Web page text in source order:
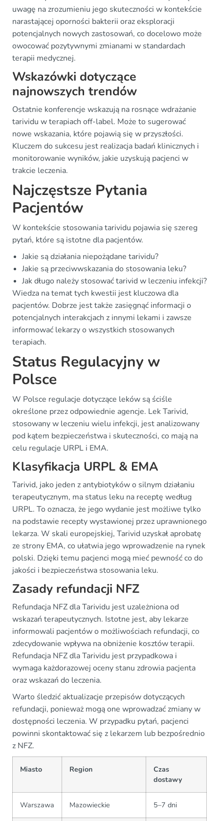
uwagę na zrozumieniu jego skuteczności w kontekście
narastającej oporności bakterii oraz eksploracji
potencjalnych nowych zastosowań, co docelowo może
owocować pozytywnymi zmianami w standardach
terapii medycznej.
Wskazówki dotyczące
najnowszych trendów
Ostatnie konferencje wskazują na rosnące wdrażanie
tarividu w terapiach off-label. Może to sugerować
nowe wskazania, które pojawią się w przyszłości.
Kluczem do sukcesu jest realizacja badań klinicznych i
monitorowanie wyników, jakie uzyskują pacjenci w
trakcie leczenia.
Najczęstsze Pytania
Pacjentów
W kontekście stosowania tarividu pojawia się szereg
pytań, które są istotne dla pacjentów.
Jakie są działania niepożądane tarividu?
Jakie są przeciwwskazania do stosowania leku?
Jak długo należy stosować tarivid w leczeniu infekcji?
Wiedza na temat tych kwestii jest kluczowa dla
pacjentów. Dobrze jest także zasięgnąć informacji o
potencjalnych interakcjach z innymi lekami i zawsze
informować lekarzy o wszystkich stosowanych
terapiach.
Status Regulacyjny w
Polsce
W Polsce regulacje dotyczące leków są ściśle
określone przez odpowiednie agencje. Lek Tarivid,
stosowany w leczeniu wielu infekcji, jest analizowany
pod kątem bezpieczeństwa i skuteczności, co mają na
celu regulacje URPL i EMA.
Klasyfikacja URPL & EMA
Tarivid, jako jeden z antybiotyków o silnym działaniu
terapeutycznym, ma status leku na receptę według
URPL. To oznacza, że jego wydanie jest możliwe tylko
na podstawie recepty wystawionej przez uprawnionego
lekarza. W skali europejskiej, Tarivid uzyskał aprobatę
ze strony EMA, co ułatwia jego wprowadzenie na rynek
polski. Dzięki temu pacjenci mogą mieć pewność co do
jakości i bezpieczeństwa stosowania leku.
Zasady refundacji NFZ
Refundacja NFZ dla Tarividu jest uzależniona od
wskazań terapeutycznych. Istotne jest, aby lekarze
informowali pacjentów o możliwościach refundacji, co
zdecydowanie wpływa na obniżenie kosztów terapii.
Refundacja NFZ dla Tarividu jest przypadkowa i
wymaga każdorazowej oceny stanu zdrowia pacjenta
oraz wskazań do leczenia.
Warto śledzić aktualizacje przepisów dotyczących
refundacji, ponieważ mogą one wprowadzać zmiany w
dostępności leczenia. W przypadku pytań, pacjenci
powinni skontaktować się z lekarzem lub bezpośrednio
z NFZ.
Miasto Region
Czas
dostawy
Warszawa Mazowieckie 5–7 dni